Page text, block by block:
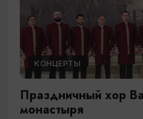
КОНЦЕРТЫ
Праздничный хор
монастыря